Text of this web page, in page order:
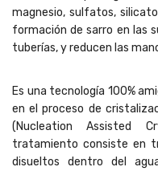
magnesio, sulfatos,
formación de sarro en las
tuberías, y reducen las
Es una tecnología 100%
en el proceso de
(Nucleation Assisted
tratamiento consiste en
disueltos dentro del